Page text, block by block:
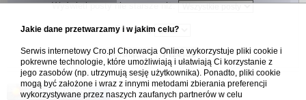
Wyświetl posty nie starsze niż:
Sortuj wg
Odpowiedz
Jakie dane przetwarzamy i w jakim celu?
Serwis internetowy Cro.pl Chorwacja Online wykorzystuje pliki cookie i
pokrewne technologie, które umożliwiają i ułatwiają Ci korzystanie z
jego zasobów (np. utrzymują sesję użytkownika). Ponadto, pliki cookie
mogą być założone i wraz z innymi metodami zbierania preferencji
wykorzystywane przez naszych zaufanych partnerów w celu